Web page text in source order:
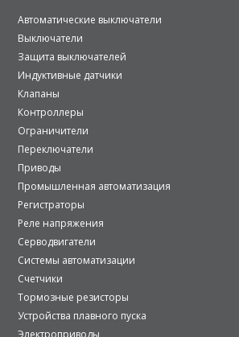
Автоматические выключатели
Выключатели
Защита выключателей
Индуктивные датчики
Клапаны
Контроллеры
Ограничители
Переключатели
Приводы
Промышленная автоматизация
Регистраторы
Реле напряжения
Серводвигатели
Системы автоматизации
Счетчики
Тормозные резисторы
Устройства плавного пуска
Электроприводы